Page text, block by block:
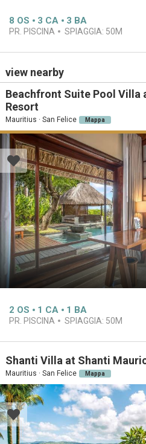
8 OS 3 CA 3 BA
PR. PISCINA SPIAGGIA: 50M
view nearby
Beachfront Suite Pool Villa
Resort
Mauritius · San Felice Mappa
2 OS 1 CA 1 BA
PR. PISCINA SPIAGGIA: 50M
Shanti Villa at Shanti
Mauritius · San Felice Mappa